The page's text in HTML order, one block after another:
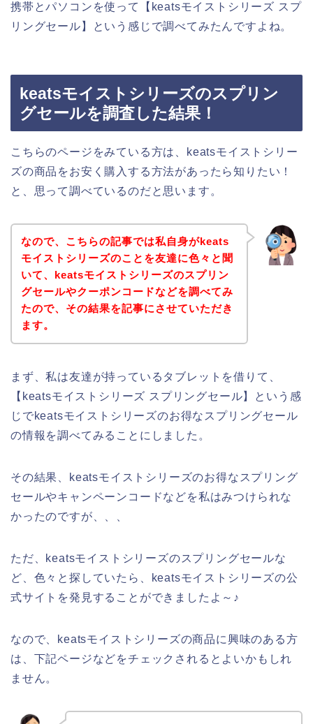
携帯とパソコンを使って【keatsモイストシリーズ スプ
リングセール】という感じで調べてみたんですよね。
keatsモイストシリーズのスプリン
グセールを調査した結果！
こちらのページをみている方は、keatsモイストシリー
ズの商品をお安く購入する方法があったら知りたい！
と、思って調べているのだと思います。
なので、こちらの記事では私自身がkeats
モイストシリーズのことを友達に色々と聞
いて、keatsモイストシリーズのスプリン
グセールやクーポンコードなどを調べてみ
たので、その結果を記事にさせていただき
ます。
まず、私は友達が持っているタブレットを借りて、
【keatsモイストシリーズ スプリングセール】という感
じでkeatsモイストシリーズのお得なスプリングセール
の情報を調べてみることにしました。
その結果、keatsモイストシリーズのお得なスプリング
セールやキャンペーンコードなどを私はみつけられな
かったのですが、、、
ただ、keatsモイストシリーズのスプリングセールな
ど、色々と探していたら、keatsモイストシリーズの公
式サイトを発見することができましたよ～♪
なので、keatsモイストシリーズの商品に興味のある方
は、下記ページなどをチェックされるとよいかもしれ
ません。